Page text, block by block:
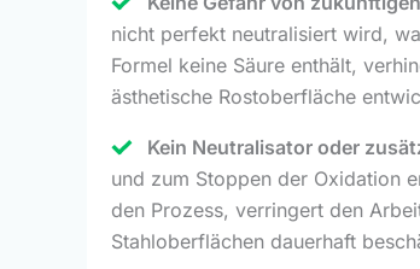
nicht perfekt neutralisiert wird,
Formel keine Säure enthält,
ästhetische Rostoberfläche
Kein Neutralisator oder
und zum Stoppen der Oxidation
den Prozess, verringert den
Stahloberflächen dauerhaft